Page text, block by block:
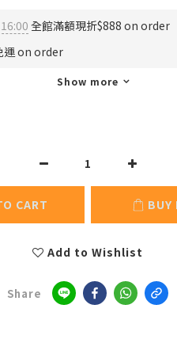
全館滿額現折$888 on order
運 on order
Show more
CART BUY
Add to Wishlist
Share